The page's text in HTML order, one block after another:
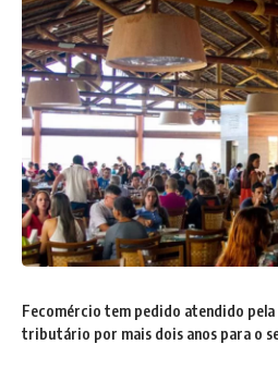
Fecomércio tem pedido atendido
tributário por mais dois anos para o